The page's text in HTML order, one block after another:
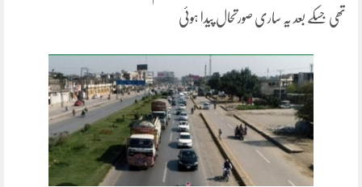
تھی جسکے بعد یہ ساری صورتحال پیدا ہوئی